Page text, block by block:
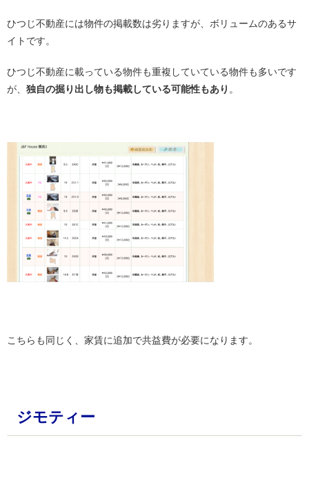
ひつじ不動産には物件の掲載数は劣りますが、ボリュームのあるサ
イトです。
ひつじ不動産に載っている物件も重複していている物件も多いです
が、 独自の掘り出し物も掲載している可能性もあり 。
こちらも同じく、家賃に追加で共益費が必要になります。
ジモティー